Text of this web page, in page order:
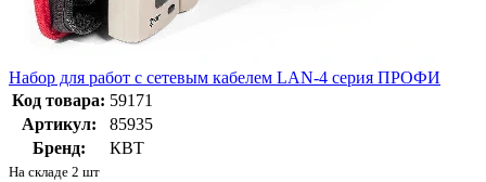
Набор для работ с сетевым кабелем LAN-4 серия ПРОФИ
Код товара: 59171
Артикул:
85935
Бренд:
КВТ
На складе 2 шт